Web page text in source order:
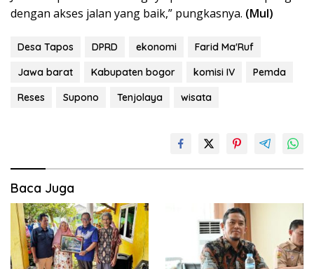
dengan akses jalan yang baik,” pungkasnya. (Mul)
Desa Tapos DPRD ekonomi
Farid Ma'Ruf
Jawa barat
Kabupaten bogor komisi IV
Pemda
Reses
Supono Tenjolaya wisata
Baca Juga